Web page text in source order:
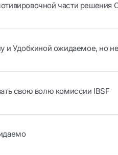
части решения
и Удобкиной ожидаемое, но
свою волю комиссии IBSF